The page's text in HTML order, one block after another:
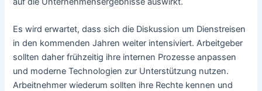
Es wird erwartet, dass sich die Diskussion um Dienstreisen
in den kommenden Jahren weiter intensiviert. Arbeitgeber
sollten daher frühzeitig ihre internen Prozesse anpassen
und moderne Technologien zur Unterstützung nutzen.
Arbeitnehmer wiederum sollten ihre Rechte kennen und